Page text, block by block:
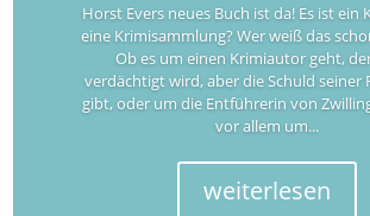
Horst Evers neues Buch ist da! Es ist ein
eine Krimisammlung? Wer weiß das
Ob es um einen Krimiautor geht,
verdächtigt wird, aber die Schuld seiner
gibt, oder um die Entführerin von
vor allem um...
weiterlesen